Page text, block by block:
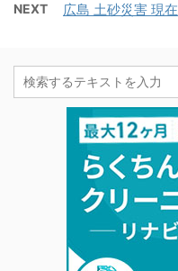
NEXT 広島 土砂災害 現在